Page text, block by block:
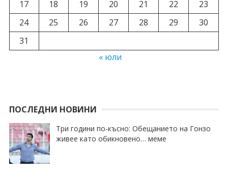
17
18 19 20 21 22
23
24
25 26 27 28 29
30
31
« юли
ПОСЛЕДНИ НОВИНИ
Три години по-късно: Обещанието на Гонзо
живее като обикновено… меме